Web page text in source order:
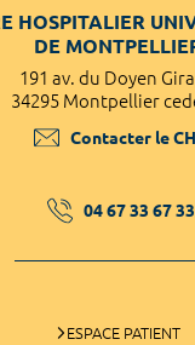
HOSPITALIER
DE
191 av. du Doyen
34295 Montpellier
Contacter le
04 67 33 67 33
ESPACE PATIENT